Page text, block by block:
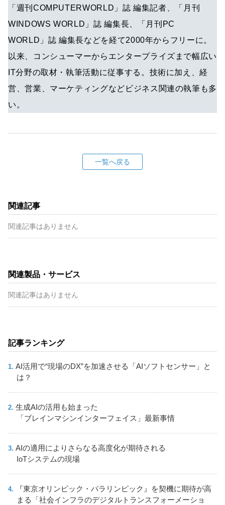
「週刊COMPUTERWORLD」誌 編集記者、「月刊
WINDOWS WORLD」誌 編集長、「月刊PC
WORLD」誌 編集長などを経て2000年からフリーに。
以来、コンシューマーからエンタープライズまで幅広い
IT分野の取材・執筆活動に従事する。技術に加え、経
営、営業、マーケティングなどビジネス関連の執筆も多
い。
一覧へ戻る
関連記事
関連記事はありません
関連製品・サービス
関連記事はありません
記事ランキング
AI活用で“現場のDX”を加速させる「AIソフトセンサー」と
は？
生成AIの活用も始まった
「ブレインマシンインターフェイス」最新事情
AIの適用によりさらなる高度化が期待される
IoTシステムの現場
『東京オリンピック・パラリンピック』を契機に期待が高
まる「社会インフラのデジタルトランスフォーメーショ